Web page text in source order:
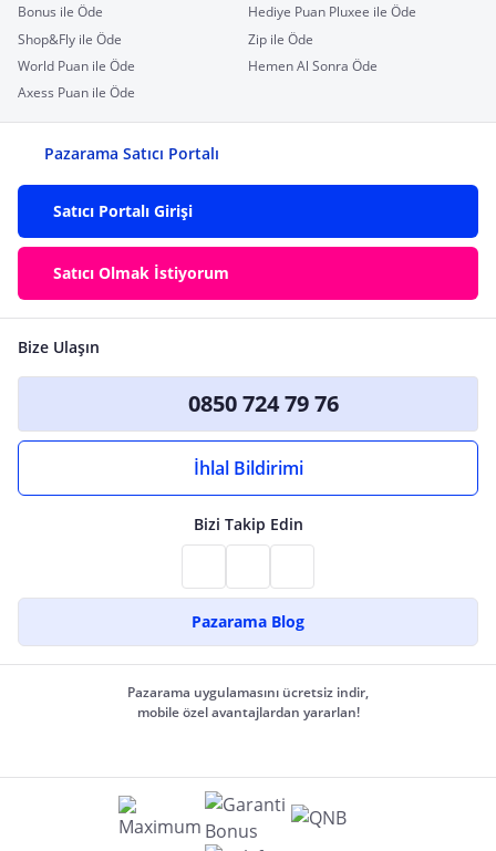
Bonus ile Öde
Hediye Puan Pluxee ile Öde
Shop&Fly ile Öde
Zip ile Öde
World Puan ile Öde
Hemen Al Sonra Öde
Axess Puan ile Öde
Pazarama Satıcı Portalı
Satıcı Portalı Girişi
Satıcı Olmak İstiyorum
Bize Ulaşın
0850 724 79 76
İhlal Bildirimi
Bizi Takip Edin
Pazarama Blog
Pazarama uygulamasını ücretsiz indir,
mobile özel avantajlardan yararlan!